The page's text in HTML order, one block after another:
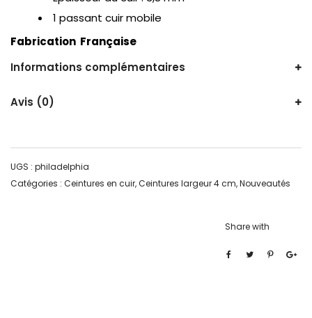
1 passant cuir mobile
Fabrication Française
Informations complémentaires
Avis (0)
UGS : philadelphia
Catégories : Ceintures en cuir,Ceintures largeur 4 cm,Nouveautés
Share with